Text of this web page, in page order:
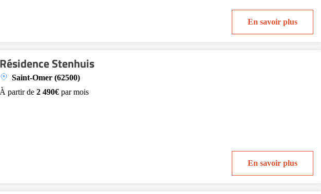
En savoir plus
Résidence Stenhuis
Saint-Omer (62500)
À partir de 2 490€par mois
En savoir plus